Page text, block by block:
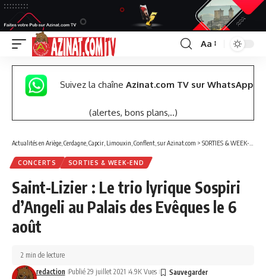
Font
Resizer
Aa
Suivez la chaîne Azinat.com TV sur WhatsApp
(alertes, bons plans,..)
Actualités en Ariège, Cerdagne, Capcir, Limouxin, Conflent, sur Azinat.com > SORTIES & WEEK-END
CONCERTS SORTIES & WEEK-END
Saint-Lizier : Le trio lyrique Sospiri
d’Angeli au Palais des Evêques le 6
août
redaction Publié 29 juillet 2021 4.9K Vues
2 min de lecture